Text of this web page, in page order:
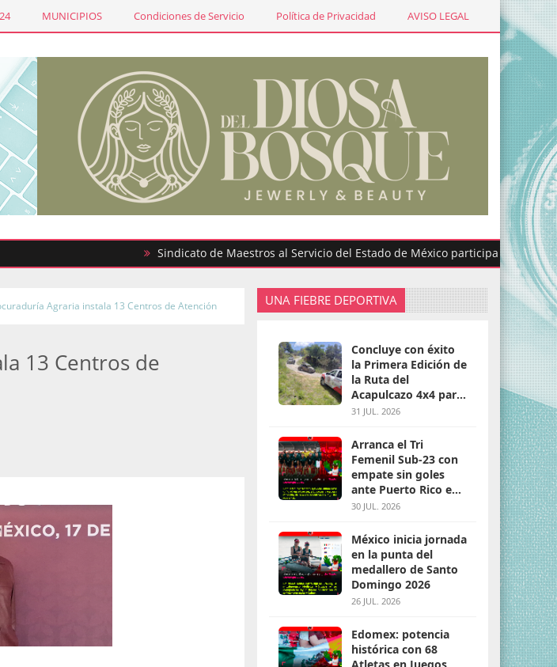
MUNICIPIOS Condiciones de Servicio Política de Privacidad AVISO LEGAL
Sindicato de Maestros al Servicio del Estado de México participa en graduaciones
Agraria instala 13 Centros de Atención
13 Centros de
UNA FIEBRE DEPORTIVA
Concluye con éxito
la Primera Edición de
la Ruta del
Acapulcazo 4x4 para
parejas
31 JUL. 2026
Arranca el Tri
Femenil Sub-23 con
empate sin goles
ante Puerto Rico en
Santo Domingo 2026
30 JUL. 2026
México inicia jornada
en la punta del
medallero de Santo
Domingo 2026
26 JUL. 2026
Edomex: potencia
histórica con 68